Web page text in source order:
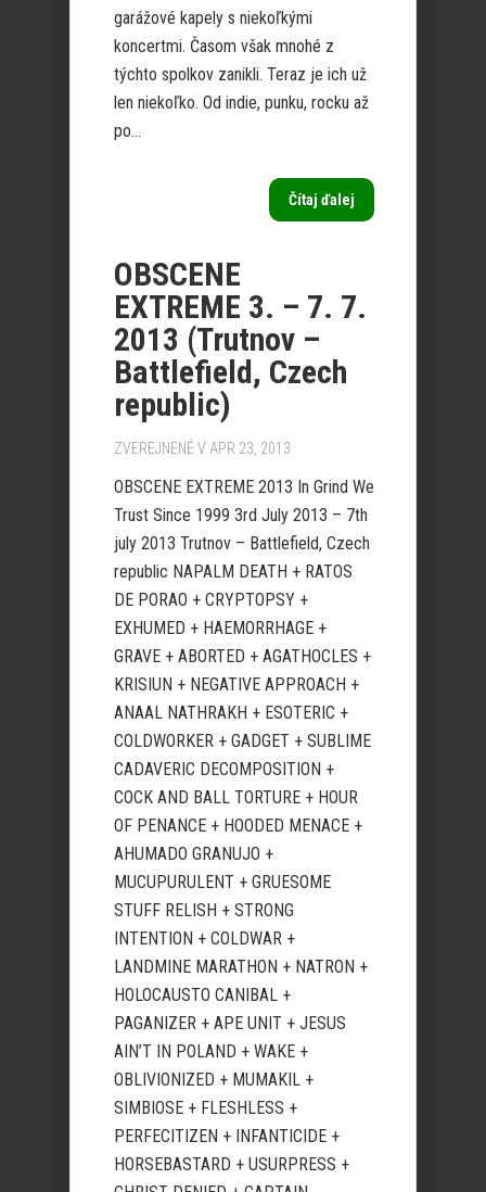
garážové kapely s niekoľkými
koncertmi. Časom však mnohé z
týchto spolkov zanikli. Teraz je ich už
len niekoľko. Od indie, punku, rocku až
po...
Čítaj ďalej
OBSCENE
EXTREME 3. – 7. 7.
2013 (Trutnov –
Battlefield, Czech
republic)
ZVEREJNENÉ V APR 23, 2013
OBSCENE EXTREME 2013 In Grind We
Trust Since 1999 3rd July 2013 – 7th
july 2013 Trutnov – Battlefield, Czech
republic NAPALM DEATH + RATOS
DE PORAO + CRYPTOPSY +
EXHUMED + HAEMORRHAGE +
GRAVE + ABORTED + AGATHOCLES +
KRISIUN + NEGATIVE APPROACH +
ANAAL NATHRAKH + ESOTERIC +
COLDWORKER + GADGET + SUBLIME
CADAVERIC DECOMPOSITION +
COCK AND BALL TORTURE + HOUR
OF PENANCE + HOODED MENACE +
AHUMADO GRANUJO +
MUCUPURULENT + GRUESOME
STUFF RELISH + STRONG
INTENTION + COLDWAR +
LANDMINE MARATHON + NATRON +
HOLOCAUSTO CANIBAL +
PAGANIZER + APE UNIT + JESUS
AIN’T IN POLAND + WAKE +
OBLIVIONIZED + MUMAKIL +
SIMBIOSE + FLESHLESS +
PERFECITIZEN + INFANTICIDE +
HORSEBASTARD + USURPRESS +